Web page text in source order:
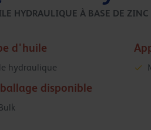
HYDRAULIQUE À BASE DE
d'huile
hydraulique
disponible
Bulk